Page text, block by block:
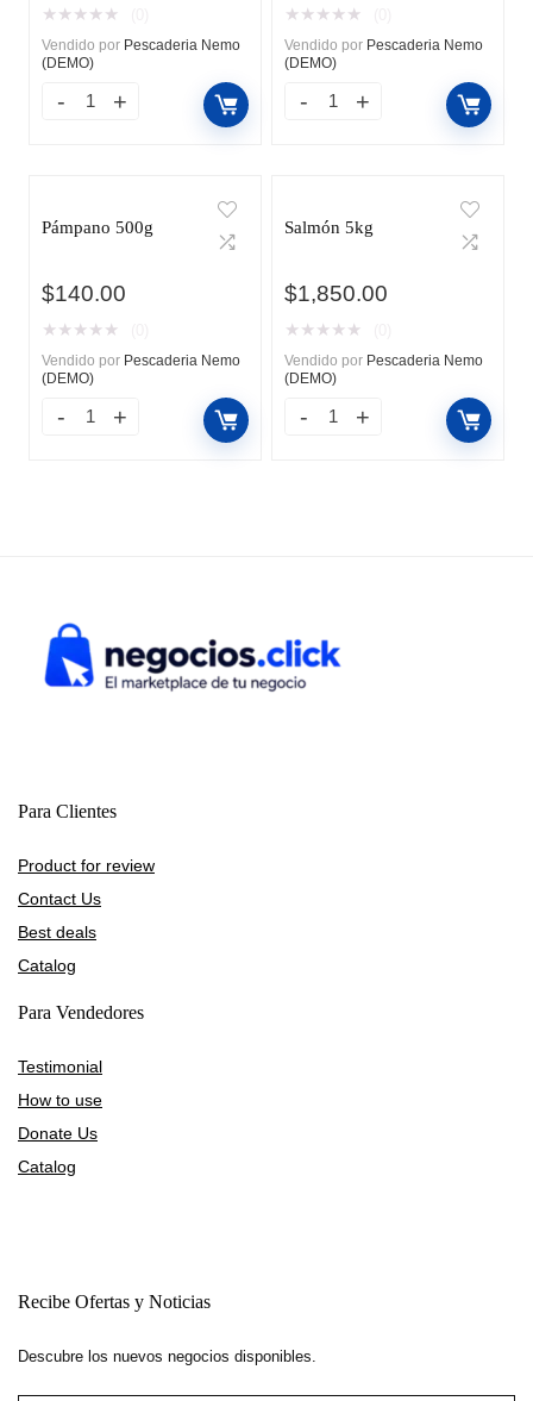
★ ★ ★ ★ ★
Vendido por Pescaderia Nemo
(DEMO)
★ ★ ★ ★ ★
Vendido por Pescaderia Nemo
(DEMO)
Pámpano 500g
$140.00
★ ★ ★ ★ ★
Vendido por Pescaderia Nemo
(DEMO)
Salmón 5kg
$1,850.00
★ ★ ★ ★ ★
Vendido por Pescaderia Nemo
(DEMO)
Para Clientes
Product for review
Contact Us
Best deals
Catalog
Para Vendedores
Testimonial
How to use
Donate Us
Catalog
Recibe Ofertas y Noticias
Descubre los nuevos negocios disponibles.